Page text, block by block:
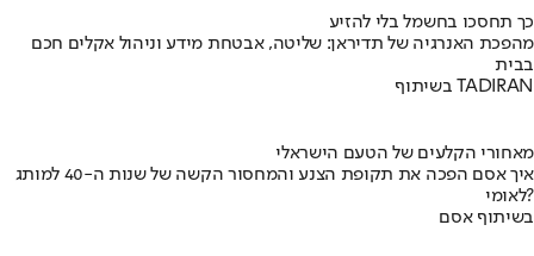
כך תחסכו בחשמל בלי להזיע
מהפכת האנרגיה של תדיראן: שליטה, אבטחת מידע וניהול אקלים חכם
בבית
בשיתוף TADIRAN
מאחורי הקלעים של הטעם הישראלי
איך אסם הפכה את תקופת הצנע והמחסור הקשה של שנות ה-40 למותג
לאומי?
בשיתוף אסם